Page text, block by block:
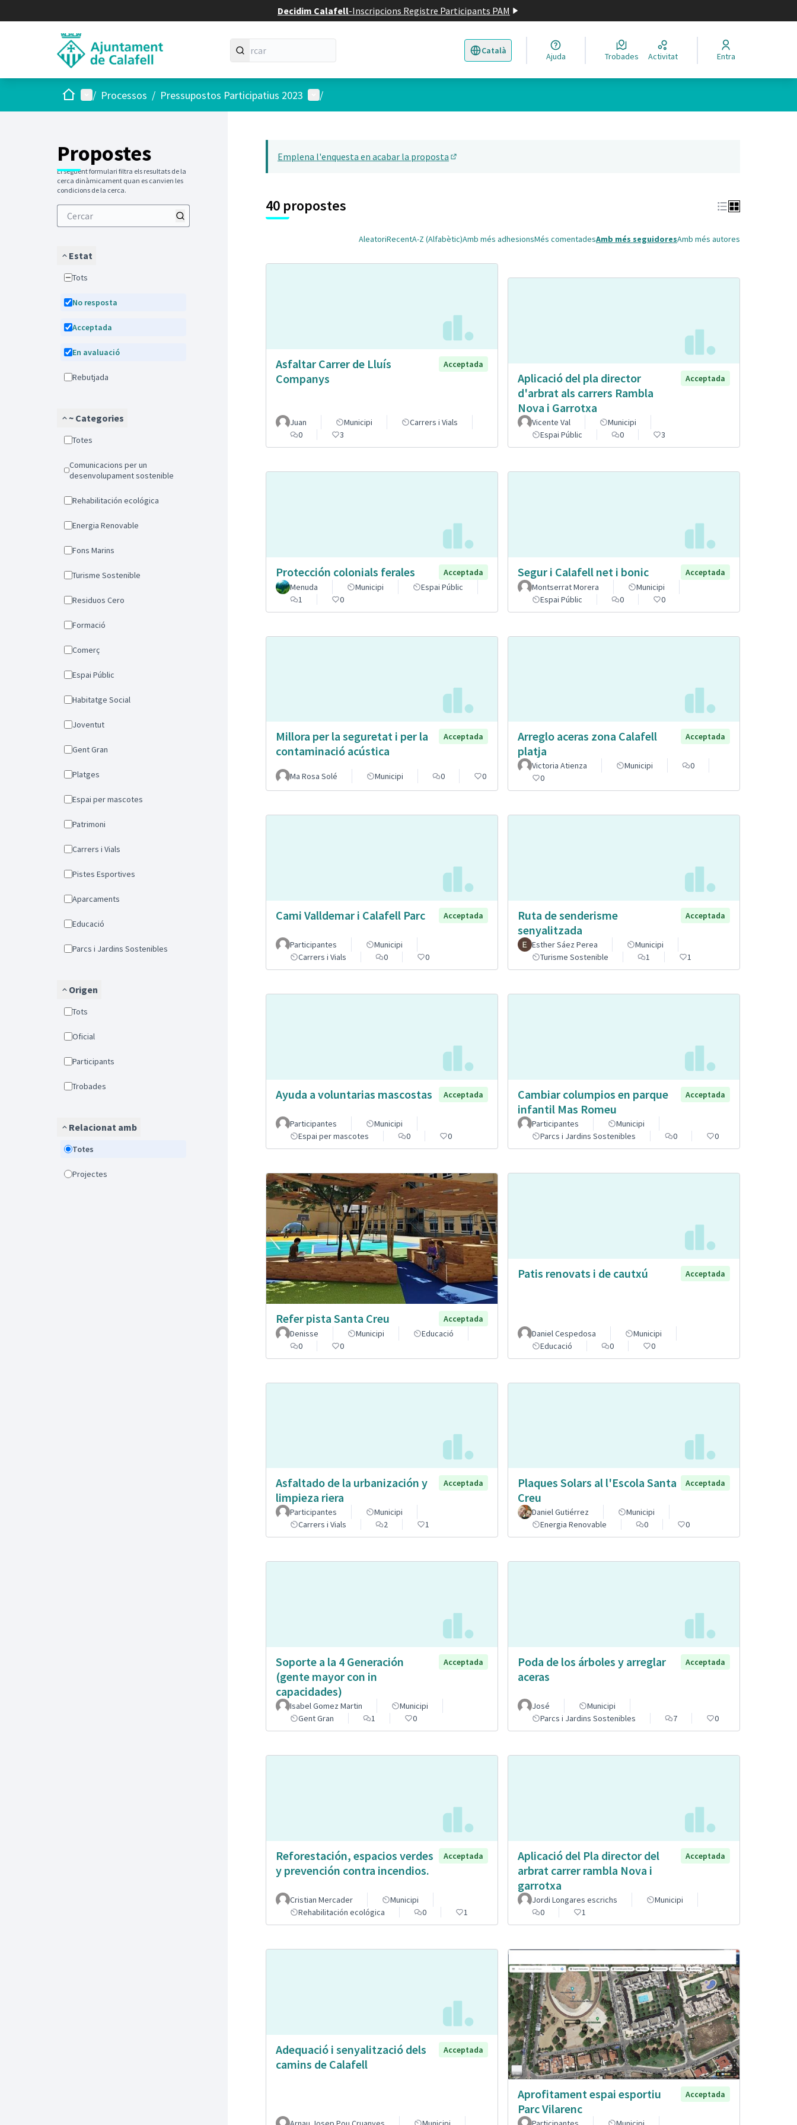
Decidim Calafell-Inscripcions Registre Participants PAM
Català
Triar la llengua Elegir el idioma
Ajuda Trobades Activitat Entra
Inici Menú principal
/ Processos / Pressupostos Participatius 2023 Menú d'usuari
/
Propostes
El següent formulari filtra els resultats de la
cerca dinàmicament quan es canvien les
condicions de la cerca.
Estat
Tots
No resposta
Acceptada
En avaluació
Rebutjada
~ Categories
Totes
Comunicacions per un
desenvolupament sostenible
Rehabilitación ecológica
Energia Renovable
Fons Marins
Turisme Sostenible
Residuos Cero
Formació
Comerç
Espai Públic
Habitatge Social
Joventut
Gent Gran
Platges
Espai per mascotes
Patrimoni
Carrers i Vials
Pistes Esportives
Aparcaments
Educació
Parcs i Jardins Sostenibles
Origen
Tots
Oficial
Participants
Trobades
Relacionat amb
Totes
Projectes
Emplena l'enquesta en acabar la proposta
40 propostes
AleatoriRecentA-Z (Alfabètic)Amb més adhesionsMés comentadesAmb més seguidoresAmb més autores
Asfaltar Carrer de Lluís
Companys
Acceptada
Juan Municipi
Carrers i Vials
0
3
Aplicació del pla director
d'arbrat als carrers Rambla
Nova i Garrotxa
Acceptada
Vicente Val
Municipi
Espai Públic
0 3
Protección colonials ferales
Acceptada
Menuda
Municipi
Espai Públic
1
0
Segur i Calafell net i bonic
Acceptada
Montserrat Morera
Municipi
Espai Públic
0 0
Millora per la seguretat i per la
contaminació acústica
Acceptada
Ma Rosa Solé Municipi 0 0
Arreglo aceras zona Calafell
platja
Acceptada
Victoria Atienza Municipi
0
0
Cami Valldemar i Calafell Parc Acceptada
Participantes
Municipi
Carrers i Vials
0 0
Ruta de senderisme
senyalitzada
Acceptada
Esther Sáez Perea
Municipi
Turisme Sostenible
1 1
Ayuda a voluntarias mascostas Acceptada
Participantes
Municipi
Espai per mascotes
0 0
Cambiar columpios en parque
infantil Mas Romeu
Acceptada
Participantes
Municipi
Parcs i Jardins Sostenibles
0 0
Refer pista Santa Creu
Acceptada
Denisse
Municipi
Educació
0
0
Patis renovats i de cautxú Acceptada
Daniel Cespedosa
Municipi
Educació
0 0
Asfaltado de la urbanización y
limpieza riera
Acceptada
Participantes
Municipi
Carrers i Vials
2 1
Plaques Solars al l'Escola Santa
Creu
Acceptada
Daniel Gutiérrez
Municipi
Energia Renovable
0 0
Soporte a la 4 Generación
(gente mayor con in
capacidades)
Acceptada
Isabel Gomez Martin
Municipi
Gent Gran
1 0
Poda de los árboles y arreglar
aceras
Acceptada
José
Municipi
Parcs i Jardins Sostenibles
7 0
Reforestación, espacios verdes
y prevención contra incendios.
Acceptada
Cristian Mercader
Municipi
Rehabilitación ecológica
0 1
Aplicació del Pla director del
arbrat carrer rambla Nova i
garrotxa
Acceptada
Jordi Longares escrichs
Municipi
0
1
Adequació i senyalització dels
camins de Calafell
Acceptada
Aprofitament espai esportiu
Parc Vilarenc
Acceptada